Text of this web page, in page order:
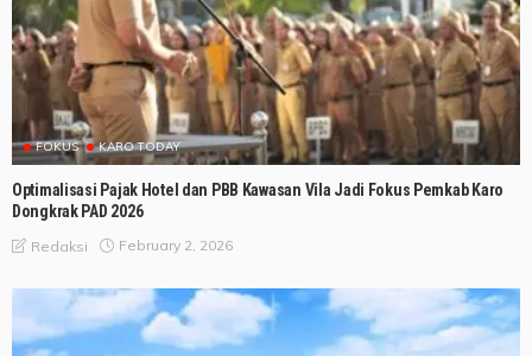
FOKUS KARO TODAY
Optimalisasi Pajak Hotel dan PBB Kawasan Vila Jadi Fokus Pemkab Karo
Dongkrak PAD 2026
Redaksi February 2, 2026